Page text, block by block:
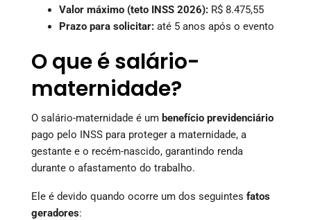
Valor máximo (teto INSS 2026): R$ 8.475,55
Prazo para solicitar: até 5 anos após o evento
O que é salário-
maternidade?
O salário-maternidade é um benefício previdenciário
pago pelo INSS para proteger a maternidade, a
gestante e o recém-nascido, garantindo renda
durante o afastamento do trabalho.
Ele é devido quando ocorre um dos seguintes fatos
geradores: